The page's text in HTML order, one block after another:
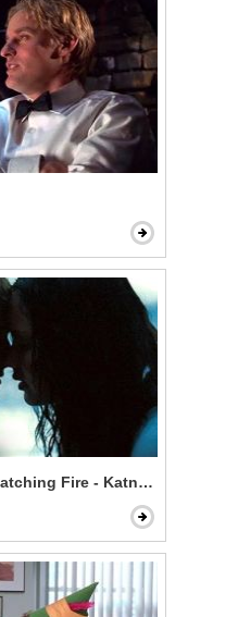
Fire - Katniss and Peeta